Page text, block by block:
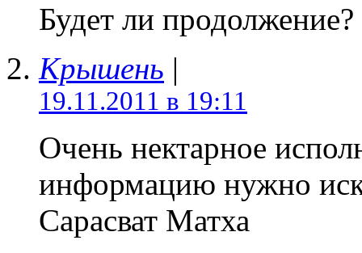
Будет ли
Крышень |
19.11.2011 в 19:11
Очень нектарное
информацию нужно
Сарасват Матха